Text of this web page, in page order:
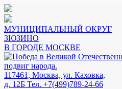
МУНИЦИПАЛЬНЫЙ ОКРУГ
ЗЮЗИНО
В ГОРОДЕ МОСКВЕ
117461, Москва, ул. Каховка,
д. 12Б Тел. +7(499)789-24-66